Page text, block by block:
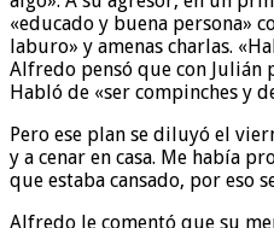
«educado y buena persona»
laburo» y amenas charlas.
Alfredo pensó que con
Habló de «ser compinches y
Pero ese plan se diluyó el
y a cenar en casa. Me había
que estaba cansado, por eso
Alfredo le comentó que su